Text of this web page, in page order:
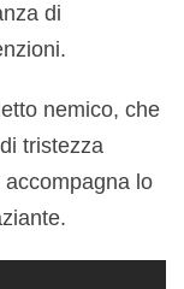
di
nemico, che
tristezza
lo